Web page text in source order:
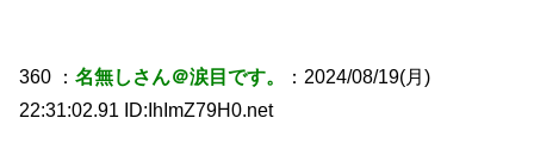
360 ：名無しさん＠涙目です。
：2024/08/19(月)
22:31:02.91 ID:IhImZ79H0.net